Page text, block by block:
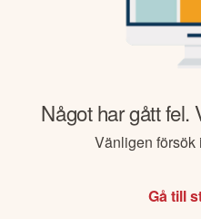
Något har gått fel.
Vänligen försök
Gå till